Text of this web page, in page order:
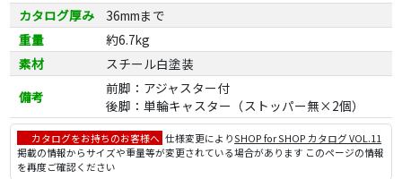
カタログ厚み
36mmまで
重量
約6.7kg
素材
スチール白塗装
備考
前脚：アジャスター付
後脚：単輪キャスター（ストッパー無×2個）
カタログをお持ちのお客様へ 仕様変更によりSHOP for SHOP カタログ VOL.11
掲載の情報からサイズや重量等が変更されている場合があります このページの情報
を再度ご確認ください